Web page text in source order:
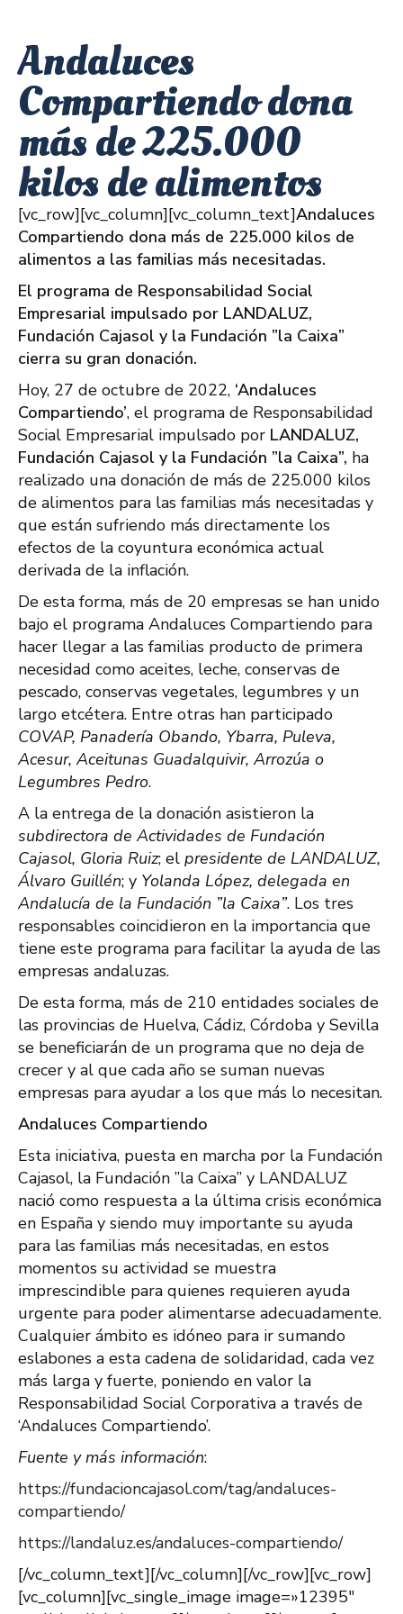
Andaluces
Compartiendo dona
más de 225.000
kilos de alimentos
[vc_row][vc_column][vc_column_text]Andaluces
Compartiendo dona más de 225.000 kilos de
alimentos a las familias más necesitadas.
El programa de Responsabilidad Social
Empresarial impulsado por LANDALUZ,
Fundación Cajasol y la Fundación ”la Caixa”
cierra su gran donación.
Hoy, 27 de octubre de 2022, ‘Andaluces
Compartiendo’, el programa de Responsabilidad
Social Empresarial impulsado por LANDALUZ,
Fundación Cajasol y la Fundación ”la Caixa”, ha
realizado una donación de más de 225.000 kilos
de alimentos para las familias más necesitadas y
que están sufriendo más directamente los
efectos de la coyuntura económica actual
derivada de la inflación.
De esta forma, más de 20 empresas se han unido
bajo el programa Andaluces Compartiendo para
hacer llegar a las familias producto de primera
necesidad como aceites, leche, conservas de
pescado, conservas vegetales, legumbres y un
largo etcétera. Entre otras han participado
COVAP, Panadería Obando, Ybarra, Puleva,
Acesur, Aceitunas Guadalquivir, Arrozúa o
Legumbres Pedro.
A la entrega de la donación asistieron la
subdirectora de Actividades de Fundación
Cajasol, Gloria Ruiz; el presidente de LANDALUZ,
Álvaro Guillén; y Yolanda López, delegada en
Andalucía de la Fundación ”la Caixa”. Los tres
responsables coincidieron en la importancia que
tiene este programa para facilitar la ayuda de las
empresas andaluzas.
De esta forma, más de 210 entidades sociales de
las provincias de Huelva, Cádiz, Córdoba y Sevilla
se beneficiarán de un programa que no deja de
crecer y al que cada año se suman nuevas
empresas para ayudar a los que más lo necesitan.
Andaluces Compartiendo
Esta iniciativa, puesta en marcha por la Fundación
Cajasol, la Fundación ”la Caixa” y LANDALUZ
nació como respuesta a la última crisis económica
en España y siendo muy importante su ayuda
para las familias más necesitadas, en estos
momentos su actividad se muestra
imprescindible para quienes requieren ayuda
urgente para poder alimentarse adecuadamente.
Cualquier ámbito es idóneo para ir sumando
eslabones a esta cadena de solidaridad, cada vez
más larga y fuerte, poniendo en valor la
Responsabilidad Social Corporativa a través de
‘Andaluces Compartiendo’.
Fuente y más información:
https://fundacioncajasol.com/tag/andaluces-
compartiendo/
https://landaluz.es/andaluces-compartiendo/
[/vc_column_text][/vc_column][/vc_row][vc_row]
[vc_column][vc_single_image image=»12395″